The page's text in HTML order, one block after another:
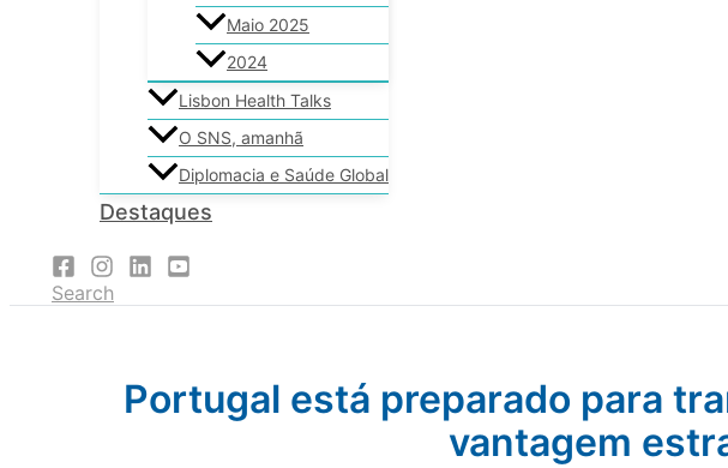
Maio 2025
2024
Lisbon Health Talks
O SNS, amanhã
Diplomacia e Saúde Global
Destaques
Search
Portugal está preparado para
vantagem